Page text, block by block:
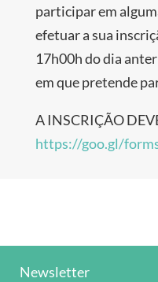
participar em
efetuar a sua
17h00h do dia
em que pretende
A INSCRIÇÃO
https://goo.gl/
Newsletter